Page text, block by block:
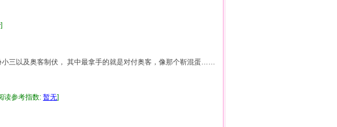
]
三以及奥客制伏， 其中最拿手的就是对付奥客，像那个靳混蛋……
参考指数: 暂无]